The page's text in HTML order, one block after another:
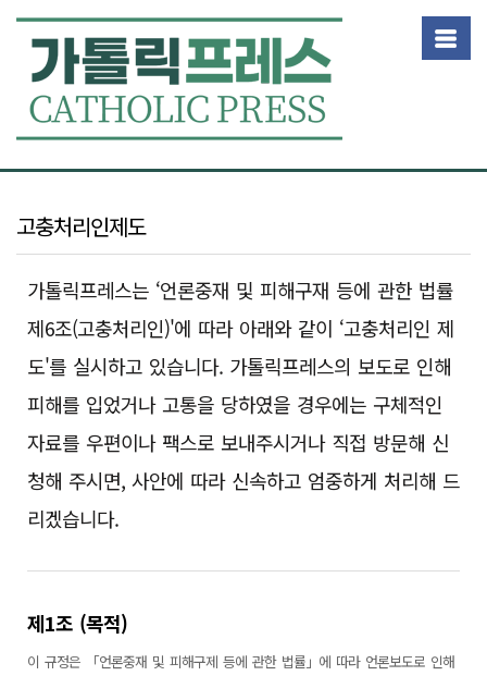
회사소개
걸어갈 길
함께하는 사람
고충처리인제도
취재요청
뉴스제보
제휴제안
광고문의
개인정보취급방침
이용약관
청소년보호정책
메일수집거부
RSS 서비스
고충처리인제도
가톨릭프레스는 ‘언론중재 및 피해구재 등에 관한 법률
제6조(고충처리인)'에 따라 아래와 같이 ‘고충처리인 제
도'를 실시하고 있습니다. 가톨릭프레스의 보도로 인해
피해를 입었거나 고통을 당하였을 경우에는 구체적인
자료를 우편이나 팩스로 보내주시거나 직접 방문해 신
청해 주시면, 사안에 따라 신속하고 엄중하게 처리해 드
리겠습니다.
제1조 (목적)
이 규정은 「언론중재 및 피해구제 등에 관한 법률」에 따라 언론보도로 인해